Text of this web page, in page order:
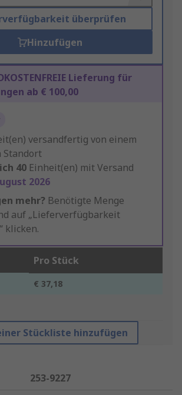
überprüfen
Hinzufügen
Lieferung für
ab € 100,00
versandfertig von einem
Standort
40 Einheit(en) mit Versand
2026
mehr? Benötigte Menge
auf „Lieferverfügbarkeit
klicken.
Pro Stück
€ 37,18
Stückliste hinzufügen
253-9227